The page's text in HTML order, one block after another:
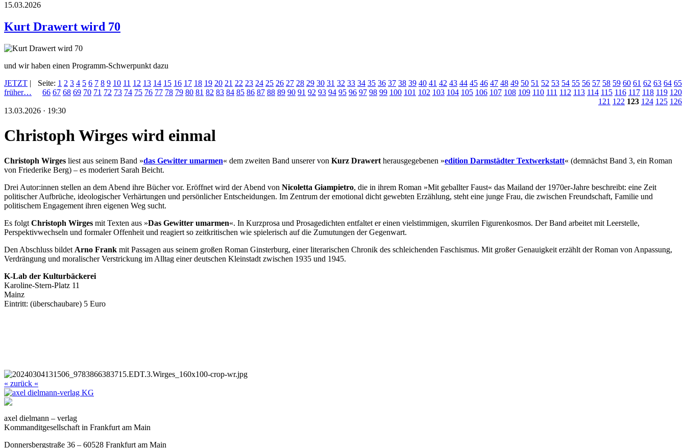
15.03.2026
Kurt Drawert wird 70
und wir haben einen Programm-Schwerpunkt dazu
JETZT |
früher…
Seite: 1 2 3 4 5 6 7 8 9 10 11 12 13 14 15 16 17 18 19 20 21 22 23 24 25 26 27 28 29 30 31 32 33 34 35 36 37 38 39 40 41 42 43 44 45 46 47 48 49 50 51 52 53 54 55 56 57 58 59 60 61 62 63 64 65
66 67 68 69 70 71 72 73 74 75 76 77 78 79 80 81 82 83 84 85 86 87 88 89 90 91 92 93 94 95 96 97 98 99 100 101 102 103 104 105 106 107 108 109 110 111 112 113 114 115 116 117 118 119 120
121 122 123 124 125 126
13.03.2026 · 19:30
Christoph Wirges wird einmal
Christoph Wirges liest aus seinem Band »das Gewitter umarmen« dem zweiten Band unserer von Kurz Drawert herausgegebenen »edition Darmstädter Textwerkstatt« (demnächst Band 3, ein Roman
von Friederike Berg) – es moderiert Sarah Beicht.
Drei Autor:innen stellen an dem Abend ihre Bücher vor. Eröffnet wird der Abend von Nicoletta Giampietro, die in ihrem Roman »Mit geballter Faust« das Mailand der 1970er-Jahre beschreibt: eine Zeit
politischer Aufbrüche, ideologischer Verhärtungen und persönlicher Entscheidungen. Im Zentrum der emotional dicht gewebten Erzählung, steht eine junge Frau, die zwischen Freundschaft, Familie und
politischem Engagement ihren eigenen Weg sucht.
Es folgt Christoph Wirges mit Texten aus »Das Gewitter umarmen«. In Kurzprosa und Prosagedichten entfaltet er einen vielstimmigen, skurrilen Figurenkosmos. Der Band arbeitet mit Leerstelle,
Perspektivwechseln und formaler Offenheit und reagiert so zeitkritischen wie spielerisch auf die Zumutungen der Gegenwart.
Den Abschluss bildet Arno Frank mit Passagen aus seinem großen Roman Ginsterburg, einer literarischen Chronik des schleichenden Faschismus. Mit großer Genauigkeit erzählt der Roman von Anpassung,
Verdrängung und moralischer Verstrickung im Alltag einer deutschen Kleinstadt zwischen 1935 und 1945.
K-Lab der Kulturbäckerei
Karoline-Stern-Platz 11
Mainz
Eintritt: (überschaubare) 5 Euro
« zurück «
axel dielmann – verlag
Kommanditgesellschaft in Frankfurt am Main
Donnersbergstraße 36 – 60528 Frankfurt am Main